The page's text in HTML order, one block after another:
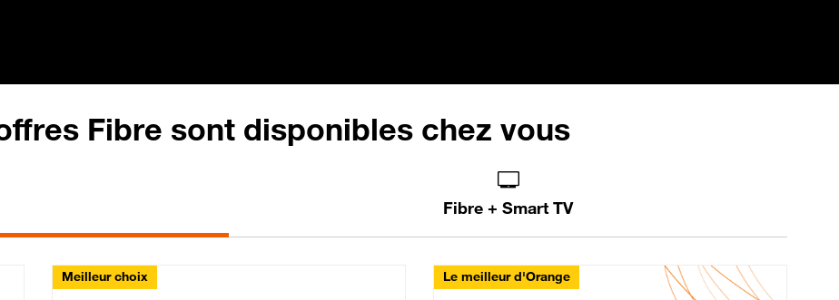
Fibre sont disponibles chez vous
Fibre + Smart TV
Meilleur choix Le meilleur d'Orange